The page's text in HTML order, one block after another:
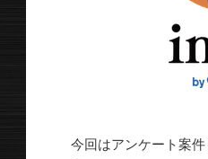
今回はアンケート案